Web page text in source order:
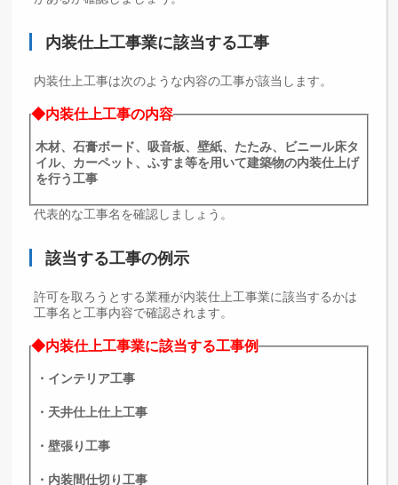
内装仕上工事業に該当する工事
内装仕上工事は次のような内容の工事が該当します。
◆内装仕上工事の内容
木材、石膏ボード、吸音板、壁紙、たたみ、ビニール床タ
イル、カーペット、ふすま等を用いて建築物の内装仕上げ
を行う工事
代表的な工事名を確認しましょう。
該当する工事の例示
許可を取ろうとする業種が内装仕上工事業に該当するかは
工事名と工事内容で確認されます。
◆内装仕上工事業に該当する工事例
・インテリア工事
・天井仕上仕上工事
・壁張り工事
・内装間仕切り工事